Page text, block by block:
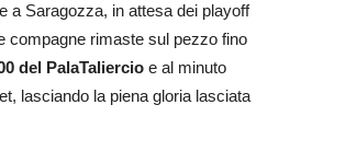
a Saragozza, in attesa dei playoff
compagne rimaste sul pezzo fino
del PalaTaliercio e al minuto
lasciando la piena gloria lasciata